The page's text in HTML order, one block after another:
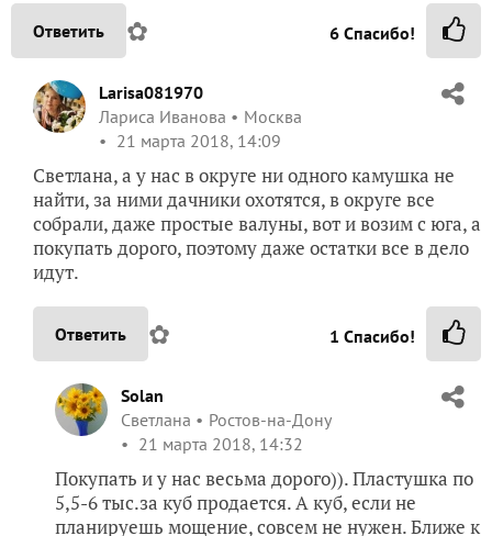
Ответить ✿ 6 Спасибо!
Larisa081970
Лариса Иванова
Москва
21 марта 2018, 14:09
Светлана, а у нас в округе ни одного камушка не
найти, за ними дачники охотятся, в округе все
собрали, даже простые валуны, вот и возим с юга, а
покупать дорого, поэтому даже остатки все в дело
идут.
Ответить ✿ 1 Спасибо!
Solan
Светлана
Ростов-на-Дону
21 марта 2018, 14:32
Покупать и у нас весьма дорого)). Пластушка по
5,5-6 тыс.за куб продается. А куб, если не
планируешь мощение, совсем не нужен. Ближе к